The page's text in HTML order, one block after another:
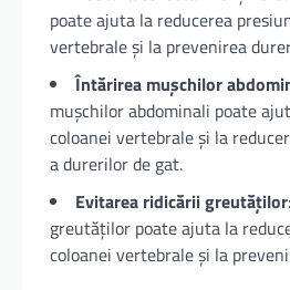
poate ajuta la reducerea
vertebrale și la prevenirea
Întărirea mușchilor
mușchilor abdominali poate
coloanei vertebrale și la
a durerilor de gat.
Evitarea ridicării greutăților
greutăților poate ajuta la
coloanei vertebrale și la